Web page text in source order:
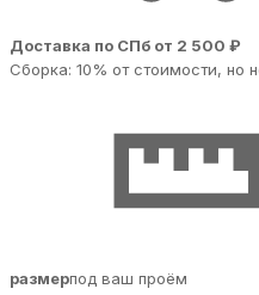
Доставка по СПб от 2 500 ₽
Сборка: 10% от стоимости, но
размерпод ваш проём